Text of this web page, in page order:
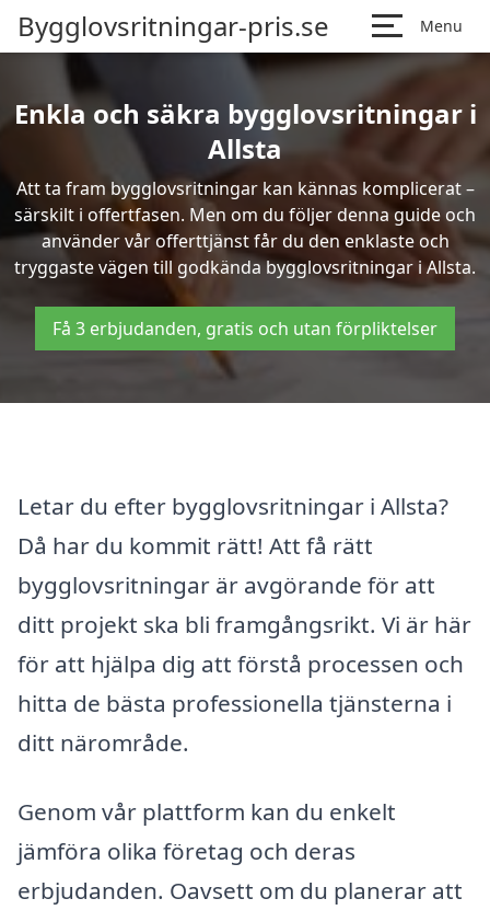
Bygglovsritningar-pris.se Menu
Enkla och säkra bygglovsritningar i
Allsta
Att ta fram bygglovsritningar kan kännas komplicerat –
särskilt i offertfasen. Men om du följer denna guide och
använder vår offerttjänst får du den enklaste och
tryggaste vägen till godkända bygglovsritningar i Allsta.
Få 3 erbjudanden, gratis och utan förpliktelser
Letar du efter bygglovsritningar i Allsta?
Då har du kommit rätt! Att få rätt
bygglovsritningar är avgörande för att
ditt projekt ska bli framgångsrikt. Vi är här
för att hjälpa dig att förstå processen och
hitta de bästa professionella tjänsterna i
ditt närområde.
Genom vår plattform kan du enkelt
jämföra olika företag och deras
erbjudanden. Oavsett om du planerar att